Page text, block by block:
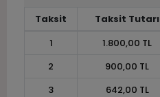
Taksit Taksit Tutarı
1
1.800,00 TL
2
900,00 TL
3
642,00 TL